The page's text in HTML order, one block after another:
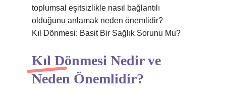
toplumsal eşitsizlikle nasıl bağlantılı
olduğunu anlamak neden önemlidir?
Kıl Dönmesi: Basit Bir Sağlık Sorunu Mu?
Kıl Dönmesi Nedir ve
Neden Önemlidir?